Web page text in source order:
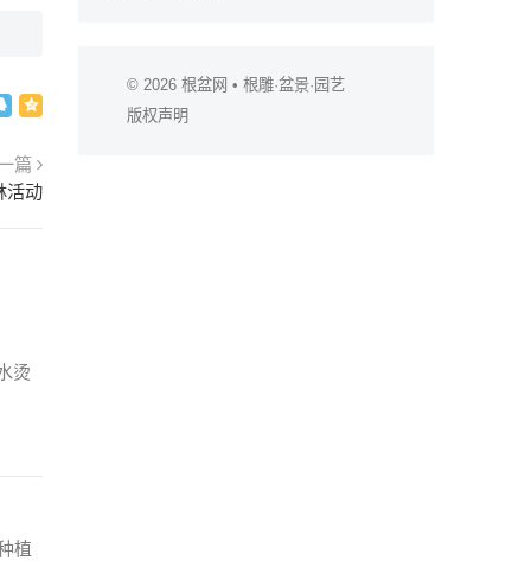
篇
活动
烫
植
© 2026 根盆网 • 根雕·盆景·园艺
版权声明